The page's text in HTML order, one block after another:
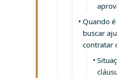
Quando
buscar
contratar